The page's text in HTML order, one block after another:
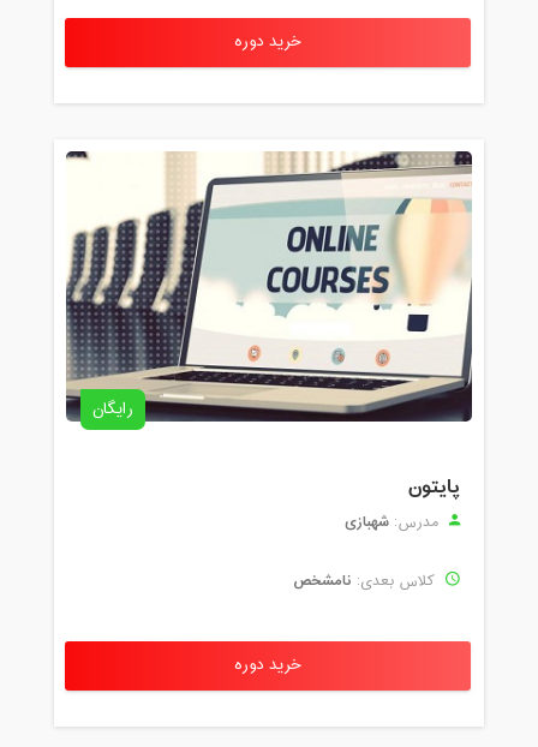
خرید دوره
رایگان
پایتون
مدرس: شهبازی
کلاس بعدی: نامشخص
خرید دوره